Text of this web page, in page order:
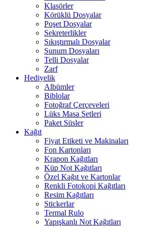
Klasörler
Körüklü Dosyalar
Poşet Dosyalar
Sekreterlikler
Sıkıştırmalı Dosyalar
Sunum Dosyaları
Telli Dosyalar
Zarf
Hediyelik
Albümler
Biblolar
Fotoğraf Çerçeveleri
Lüks Masa Setleri
Paket Süsler
Kağıt
Fiyat Etiketi ve Makinaları
Fon Kartonları
Krapon Kağıtları
Küp Not Kağıtları
Özel Kağıt ve Kartonlar
Renkli Fotokopi Kağıtları
Resim Kağıtları
Stickerlar
Termal Rulo
Yapışkanlı Not Kağıtları